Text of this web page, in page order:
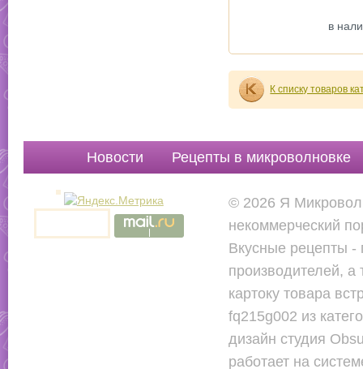
в
К списку товаров
Новости
Рецепты в микроволновке
© 2026 Я
некоммерческий
Вкусные рецепты -
производителей,
картоку товара
fq215g002 из
дизайн студия
работает на